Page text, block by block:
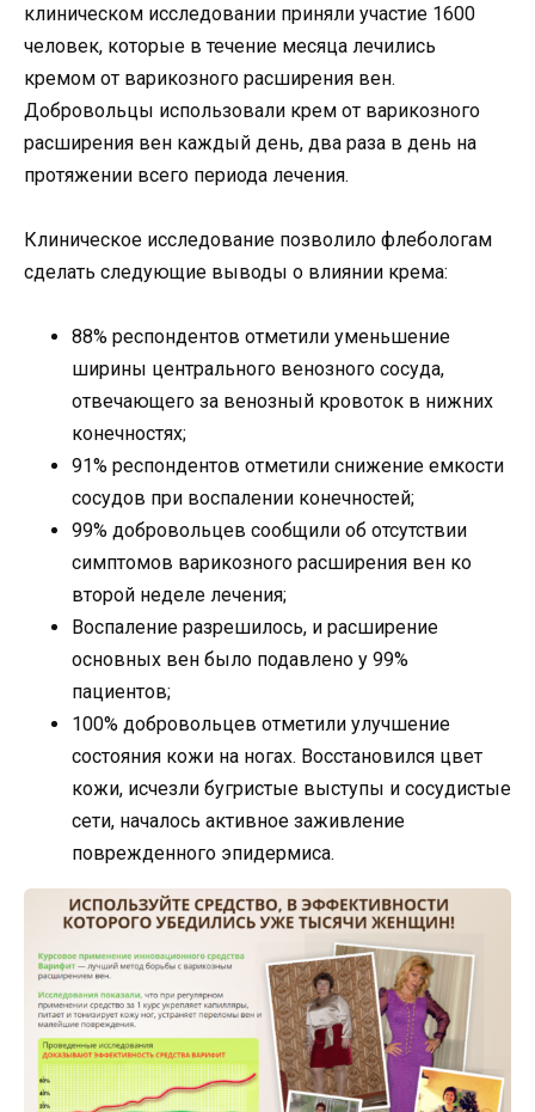
клиническом исследовании приняли участие 1600
человек, которые в течение месяца лечились
кремом от варикозного расширения вен.
Добровольцы использовали крем от варикозного
расширения вен каждый день, два раза в день на
протяжении всего периода лечения.
Клиническое исследование позволило флебологам
сделать следующие выводы о влиянии крема:
88% респондентов отметили уменьшение
ширины центрального венозного сосуда,
отвечающего за венозный кровоток в нижних
конечностях;
91% респондентов отметили снижение емкости
сосудов при воспалении конечностей;
99% добровольцев сообщили об отсутствии
симптомов варикозного расширения вен ко
второй неделе лечения;
Воспаление разрешилось, и расширение
основных вен было подавлено у 99%
пациентов;
100% добровольцев отметили улучшение
состояния кожи на ногах. Восстановился цвет
кожи, исчезли бугристые выступы и сосудистые
сети, началось активное заживление
поврежденного эпидермиса.